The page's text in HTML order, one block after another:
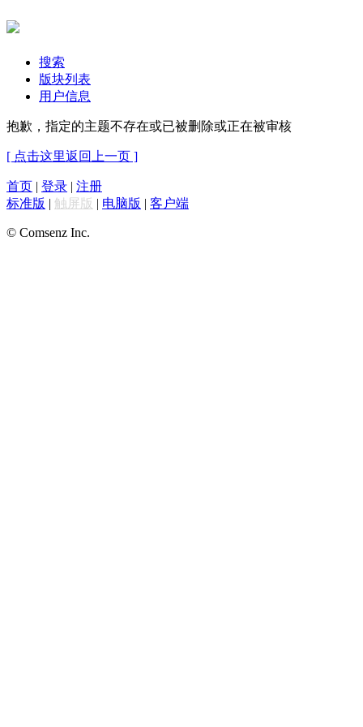
搜索
版块列表
用户信息
抱歉，指定的主题不存在或已被删除或正在被审核
[ 点击这里返回上一页 ]
首页 | 登录 | 注册
标准版 | 触屏版 | 电脑版 | 客户端
© Comsenz Inc.